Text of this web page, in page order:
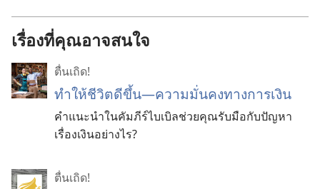
เรื่องที่คุณอาจสนใจ
ตื่นเถิด!
ทำให้ชีวิตดีขึ้น—ความมั่นคงทางการเงิน
คำแนะนำในคัมภีร์ไบเบิลช่วยคุณรับมือกับปัญหา
เรื่องเงินอย่างไร?
ตื่นเถิด!